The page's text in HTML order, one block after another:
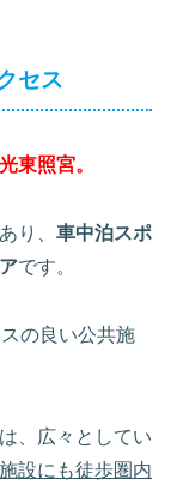
セス
東照宮。
り、 車中泊スポ
です。
の良い公共施
、広々としてい
設にも徒歩圏内